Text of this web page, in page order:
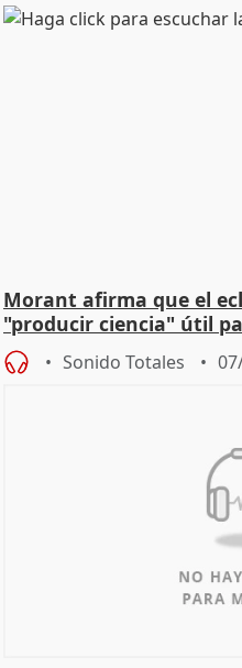
Morant afirma que el
"producir ciencia" útil
Sonido Totales